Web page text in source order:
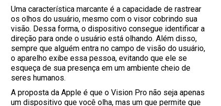
Uma característica marcante é a capacidade de rastrear
os olhos do usuário, mesmo com o visor cobrindo sua
visão. Dessa forma, o dispositivo consegue identificar a
direção para onde o usuário está olhando. Além disso,
sempre que alguém entra no campo de visão do usuário,
o aparelho exibe essa pessoa, evitando que ele se
esqueça de sua presença em um ambiente cheio de
seres humanos.
A proposta da Apple é que o Vision Pro não seja apenas
um dispositivo que você olha, mas um que permite que